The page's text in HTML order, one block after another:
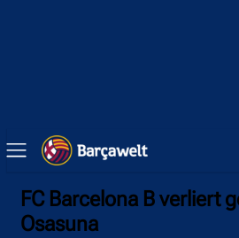
FC Barcelona B verliert
Osasuna